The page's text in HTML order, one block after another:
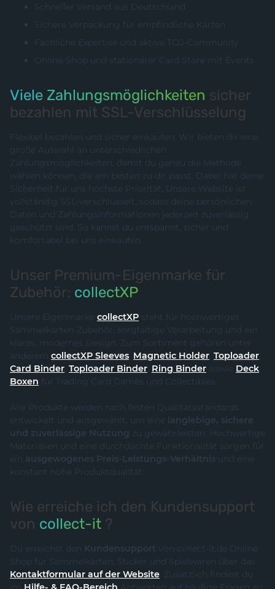
Schneller Versand aus Deutschland
Sichere Verpackung für empfindliche Karten
Fachliche Expertise und aktive TCG-Community
Online-Shop und stationärer Card Store mit Events
Viele Zahlungsmöglichkeiten sicher
bezahlen mit SSL-Verschlüsselung
Flexibel bezahlen und sicher einkaufen: Wir bieten dir eine
große Auswahl an unterschiedlichen
Zahlungsmöglichkeiten, damit du genau die Methode
wählen können, die am besten zu dir passt. Dabei hat deine
Sicherheit für uns höchste Priorität. Unsere Website ist
vollständig SSL-verschlüsselt, sodass deine persönlichen
Daten und Zahlungsinformationen jederzeit zuverlässig
geschützt sind. So kannst du entspannt, sicher und
komfortabel bei uns einkaufen.
Unser Premium-Eigenmarke für
Zubehör: collectXP
Unsere Eigenmarke collectXP steht für hochwertiges
Sammelkarten-Zubehör, sorgfältige Verarbeitung und ein
klares, modernes Design. Zum Sortiment gehören unter
anderem collectXP Sleeves, Magnetic Holder, Toploader,
Card Binder, Toploader Binder, Ring Binder sowie Deck
Boxen für Trading Card Games und Collectibles.
Alle Produkte werden nach festen Qualitätsstandards
entwickelt und ausgewählt, um eine langlebige, sichere
und zuverlässige Nutzung zu gewährleisten. Hochwertige
Materialien und eine durchdachte Funktionalität sorgen für
ein ausgewogenes Preis-Leistungs-Verhältnis und eine
konstant hohe Produktqualität.
Wie erreiche ich den Kundensupport
von collect-it ?
Du erreichst den Kundensupport von collect-it.de Online
Shop für Sammelkarten, Sticker und Spielwaren über das
Kontaktformular auf der Website. Zusätzlich findest du